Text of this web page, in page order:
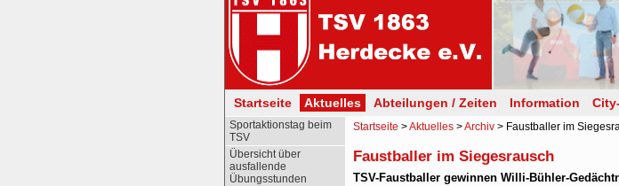
Startseite Aktuelles Abteilungen / Zeiten Information
Sportaktionstag beim
TSV
Übersicht über
ausfallende
Übungsstunden
Startseite >Aktuelles >Archiv > Faustballer im
Faustballer im Siegesrausch
TSV-Faustballer gewinnen Willi-Bühler-